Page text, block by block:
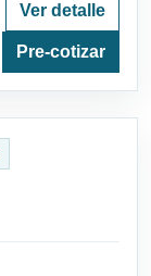
Ver detalle
Pre-cotizar